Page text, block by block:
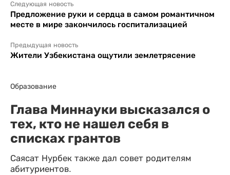
Следующая новость
Предложение руки и сердца в самом романтичном
месте в мире закончилось госпитализацией
Предыдущая новость
Жители Узбекистана ощутили землетрясение
Образование
Глава Миннауки высказался о
тех, кто не нашел себя в
списках грантов
Саясат Нурбек также дал совет родителям
абитуриентов.